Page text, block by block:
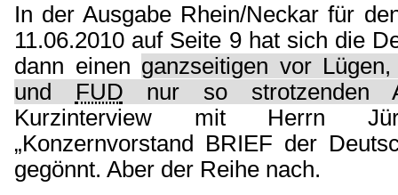
In der Ausgabe Rhein/Neckar für
11.06.2010 auf Seite 9hat sich die
dann einen ganzseitigen vor
und FUD nur so strotzenden
Kurzinterview mit Herrn
„Konzernvorstand BRIEF der
gegönnt. Aber der Reihe nach.